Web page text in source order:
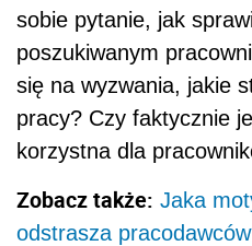
sobie pytanie, jak
poszukiwanym
się na wyzwania, jakie
pracy? Czy faktycznie
korzystna dla
Zobacz także: Jaka
odstrasza